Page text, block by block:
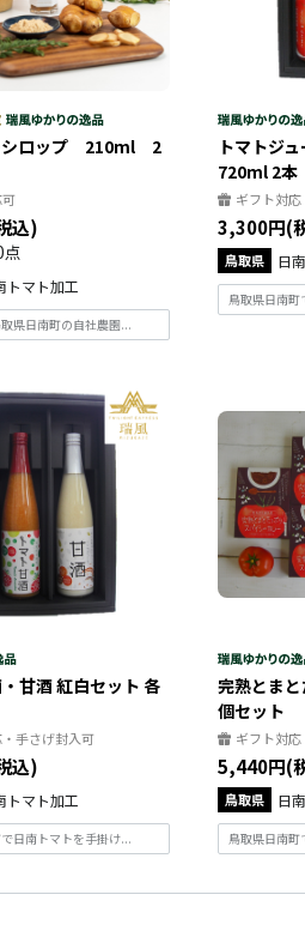
シロップ 210ml 2
込)
トマト加工
県日南町の自社農園...
トマトジ
720ml 2本
ギフト対
3,300円(
鳥取県 日
鳥取県日南
甘酒 紅白セット 各
手さげ封入可
込)
トマト加工
日南トマトを手掛け...
完熟とま
個セット
ギフト対
5,440円(
鳥取県 日
鳥取県日南